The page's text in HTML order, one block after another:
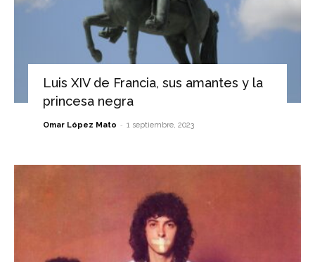
Luis XIV de Francia, sus amantes y la
princesa negra
Omar López Mato - 1 septiembre, 2023